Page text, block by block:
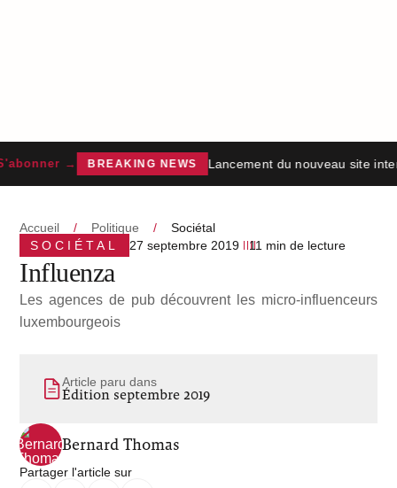
→ BREAKING NEWS Lancement du nouveau site
Accueil / Politique /
Sociétal
SOCIÉTAL
27 septembre 2019 11 min de lecture
Influenza
Les agences de pub découvrent les micro-influenceurs
luxembourgeois
Article paru dans
Édition septembre 2019
Bernard Thomas
Partager l'article sur